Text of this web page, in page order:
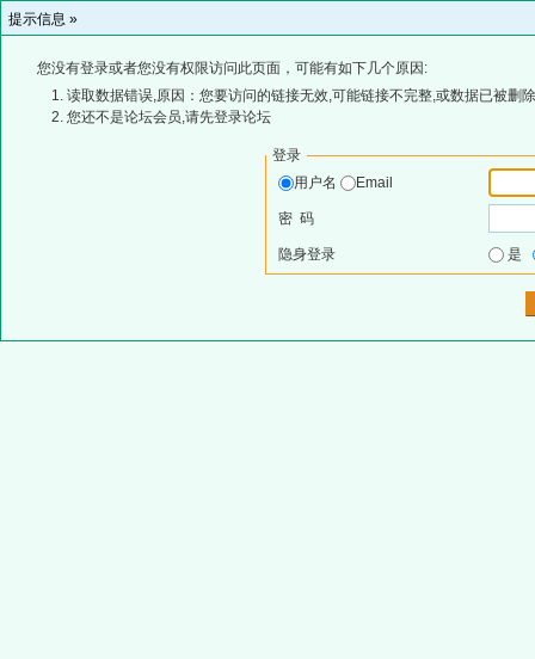
提示信息 »
您没有登录或者您没有权限访问此页面，可能有如下几个原因:
读取数据错误,原因：您要访问的链接无效,可能链接不完整,或数据已被删
您还不是论坛会员,请先登录论坛
登录
用户名
Email
密 码
隐身登录 是